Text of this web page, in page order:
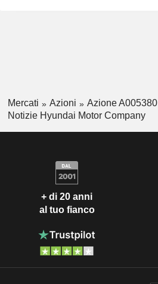
Mercati Azioni
Azione A005380
Notizie Hyundai Motor Company
+ di 20 anni
al tuo fianco